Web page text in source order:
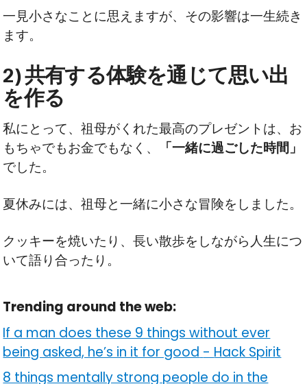
一見小さなことに思えますが、その影響は一生続き
ます。
2) 共有する体験を通じて思い出
を作る
私にとって、祖母がくれた最高のプレゼントは、お
もちゃでもお金でもなく、
「一緒に過ごした時間」
でした。
夏休みには、祖母と一緒に小さな冒険をしました。
クッキーを焼いたり、長い散歩をしながら人生につ
いて語り合ったり。
Trending around the web:
If a man does these 9 things without ever
being asked, he’s in it for good - Hack Spirit
8 things mentally strong people do in the